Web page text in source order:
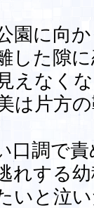
園に向
した隙
えなく
は片方
調で責
れする
いと泣